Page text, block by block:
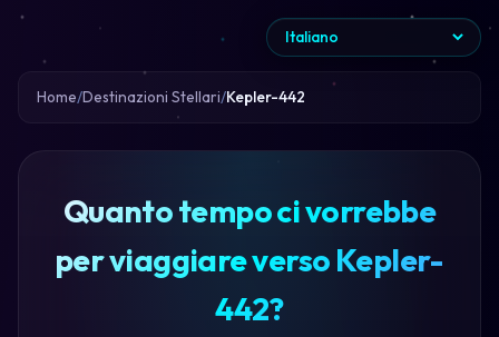
Home Destinazioni Stellari Kepler-442
Quanto tempo ci vorrebbe
per viaggiare verso Kepler-
442?